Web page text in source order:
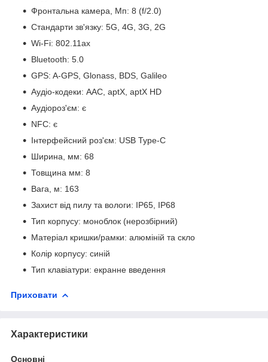
Фронтальна камера, Мп: 8 (f/2.0)
Стандарти зв'язку: 5G, 4G, 3G, 2G
Wi-Fi: 802.11ax
Bluetooth: 5.0
GPS: A-GPS, Glonass, BDS, Galileo
Аудіо-кодеки: AAC, aptX, aptX HD
Аудіороз'єм: є
NFC: є
Інтерфейсний роз'єм: USB Type-C
Ширина, мм: 68
Товщина мм: 8
Вага, м: 163
Захист від пилу та вологи: IP65, IP68
Тип корпусу: моноблок (нерозбірний)
Матеріал кришки/рамки: алюміній та скло
Колір корпусу: синій
Тип клавіатури: екранне введення
Приховати
Характеристики
Основні